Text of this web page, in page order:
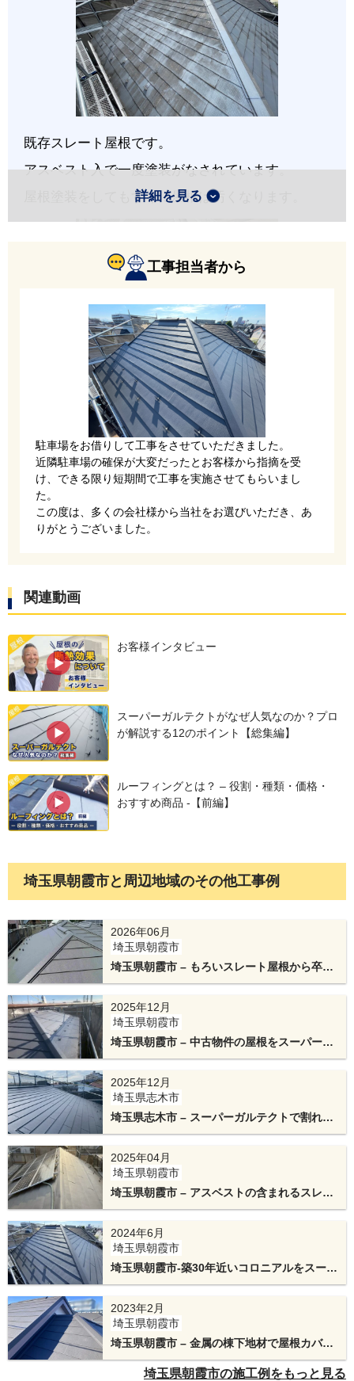
既存スレート屋根です。
アスベスト入で一度塗装がなされています。
屋根塗装をしてもすぐに屋根は汚くなります。
ニューライナールーフィングを張って金属屋根を
今回はアイジー工業のスーパーガルテクトを使用
しました。
棟違いの箇所です。
しっかりと板金で収めました。
屋根材を立ち上げて止水性能を高めます。
下屋根もあり、屋根全体を重ねて葺きで仕上げま
した。
スーパーガルテクトによる重ね葺き工事、完成で
詳細を見る
工事担当者から
駐車場をお借りして工事をさせていただきました。
近隣駐車場の確保が大変だったとお客様から指摘を受
け、できる限り短期間で工事を実施させてもらいまし
た。
この度は、多くの会社様から当社をお選びいただき、あ
りがとうございました。
関連動画
お客様インタビュー
スーパーガルテクトがなぜ人気なのか？プロ
が解説する12のポイント【総集編】
ルーフィングとは？ – 役割・種類・価格・
おすすめ商品 -【前編】
埼玉県朝霞市と周辺地域のその他工事例
2026年06月
埼玉県朝霞市
埼玉県朝霞市 – もろいスレート屋根から卒
業！パネル撤去と高耐久ガルテクトによるカ
バー工法
2025年12月
埼玉県朝霞市
埼玉県朝霞市 – 中古物件の屋根をスーパーガ
ルテクトで新築のようにカバー工法リフォー
ム
2025年12月
埼玉県志木市
埼玉県志木市 – スーパーガルテクトで割れた
スレート屋根をカバー工法、天窓板金も新調
2025年04月
埼玉県朝霞市
埼玉県朝霞市 – アスベストの含まれるスレー
ト屋根をテイガクルーフでカバー工法と太陽
光パネルの脱着
2024年6月
埼玉県朝霞市
埼玉県朝霞市-築30年近いコロニアルをスーパ
ーガルテクトで重ね葺き
2023年2月
埼玉県朝霞市
埼玉県朝霞市 – 金属の棟下地材で屋根カバー
工法
埼玉県朝霞市の施工例をもっと見る